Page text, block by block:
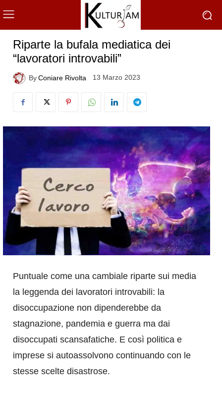
Riparte la bufala mediatica dei
“lavoratori introvabili”
ByConiare Rivolta 13 Marzo 2023
Puntuale come una cambiale riparte sui media
la leggenda dei lavoratori introvabili: la
disoccupazione non dipenderebbe da
stagnazione, pandemia e guerra ma dai
disoccupati scansafatiche. E così politica e
imprese si autoassolvono continuando con le
stesse scelte disastrose.